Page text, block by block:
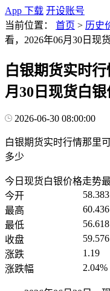
App 下载 开设账号
当前位置：
首页 > 历史
看，2026年06月30日现
白银期货实时
月30日现货白
2026-06-30 08:00:00
白银期货实时行情那里
多少
今日现货白银价格走势
今开
58.383
最高
60.436
最低
56.618
收盘
59.576
涨跌
1.19
涨跌幅
2.04%